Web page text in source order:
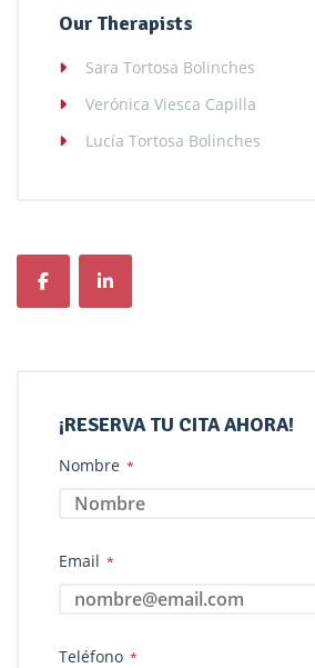
Our Therapists
Sara Tortosa Bolinches
Verónica Viesca Capilla
Lucía Tortosa Bolinches
¡RESERVA TU CITA AHORA!
Nombre *
Email *
Teléfono *